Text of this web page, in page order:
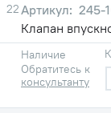
22
245-
Клапан
Наличие
Обратитесь к
консультанту